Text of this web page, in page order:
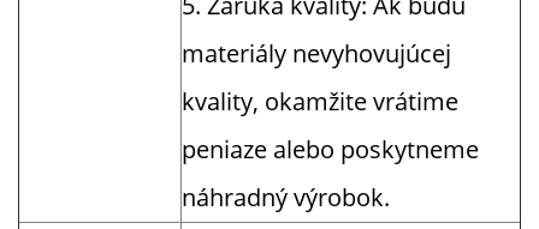
materiály nevyhovujúcej
kvality, okamžite vrátime
peniaze alebo poskytneme
náhradný výrobok.